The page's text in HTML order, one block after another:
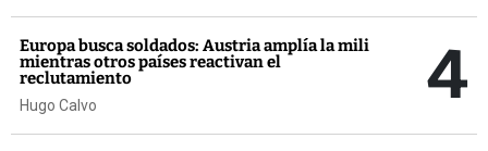
Europa busca soldados: Austria amplía la mili
mientras otros países reactivan el
reclutamiento
Hugo Calvo 4